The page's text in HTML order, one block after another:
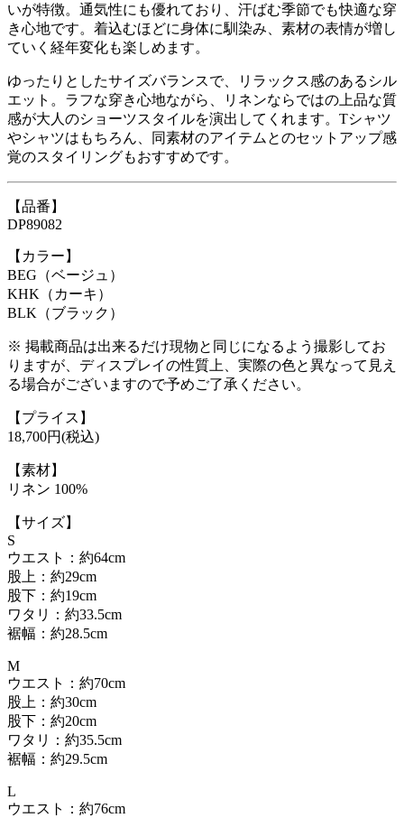
いが特徴。通気性にも優れており、汗ばむ季節でも快適な穿
き心地です。着込むほどに身体に馴染み、素材の表情が増し
ていく経年変化も楽しめます。
ゆったりとしたサイズバランスで、リラックス感のあるシル
エット。ラフな穿き心地ながら、リネンならではの上品な質
感が大人のショーツスタイルを演出してくれます。Tシャツ
やシャツはもちろん、同素材のアイテムとのセットアップ感
覚のスタイリングもおすすめです。
【品番】
DP89082
【カラー】
BEG（ベージュ）
KHK（カーキ）
BLK（ブラック）
※ 掲載商品は出来るだけ現物と同じになるよう撮影してお
りますが、ディスプレイの性質上、実際の色と異なって見え
る場合がございますので予めご了承ください。
【プライス】
18,700円(税込)
【素材】
リネン 100%
【サイズ】
S
ウエスト：約64cm
股上：約29cm
股下：約19cm
ワタリ：約33.5cm
裾幅：約28.5cm
M
ウエスト：約70cm
股上：約30cm
股下：約20cm
ワタリ：約35.5cm
裾幅：約29.5cm
L
ウエスト：約76cm